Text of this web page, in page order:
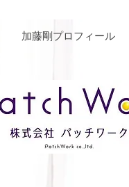
加藤剛プロフィール